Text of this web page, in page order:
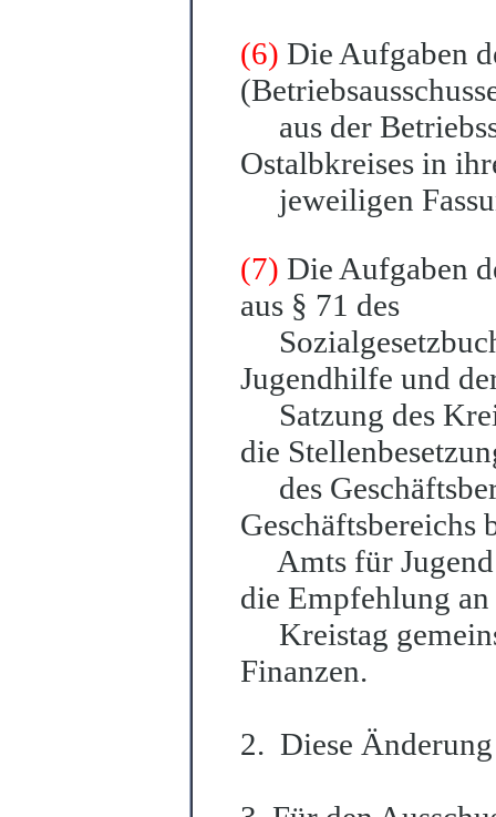
(6) Die Aufgaben
(Be
aus der
Ostalbkreises in
jeweiligen Fas
(7)Die Aufgaben
aus § 71 des
Sozialgesetz
Jugendhilfe und
Satzung des
die
des Geschäftsbe
Geschäftsbereichs
Amts für Jugend
die Empfehlung an
Kreistag gemein
Finanzen.
2. Diese